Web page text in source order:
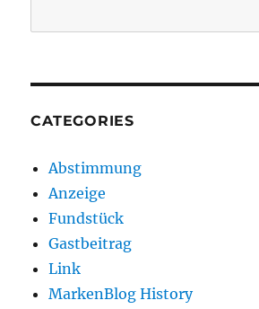
CATEGORIES
Abstimmung
Anzeige
Fundstück
Gastbeitrag
Link
MarkenBlog History